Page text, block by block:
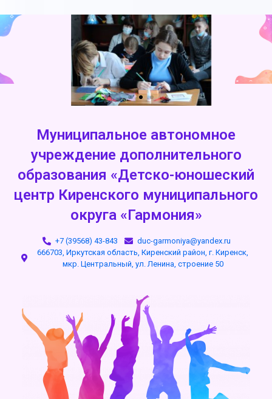
Муниципальное автономное
учреждение дополнительного
образования «Детско-юношеский
центр Киренского муниципального
округа «Гармония»
+7 (39568) 43-843
duc-garmoniya@yandex.ru
666703, Иркутская область, Киренский район, г. Киренск,
мкр. Центральный, ул. Ленина, строение 50